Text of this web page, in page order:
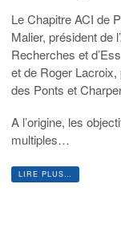
Le Chapitre ACI de
Malier, président de
Recherches et
et de Roger Lacroix,
des Ponts et
A l’origine, les
multiples…
LIRE PLUS…